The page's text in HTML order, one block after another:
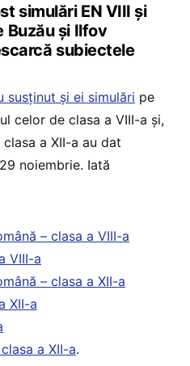
simulări EN VIII și
Buzău și Ilfov
subiectele
susținut și ei simulări pe
celor de clasa a VIII-a și,
a XII-a au dat
noiembrie. Iată
– clasa a VIII-a
VIII-a
– clasa a XII-a
XII-a
a XII-a.